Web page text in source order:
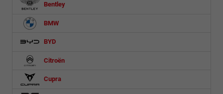
Bentley
BMW
BYD
Citroën
Cupra